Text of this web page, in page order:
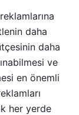
daha
daha
ve
en önemli
her yerde